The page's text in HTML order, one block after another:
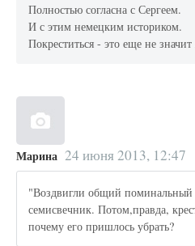
Полностью согласна с Сергеем.
И с этим немецким историком.
Покреститься - это еще не
Марина 24 июня 2013, 12:47
"Воздвигли общий поминальный
семисвечник. Потом,правда,
почему его пришлось убрать?